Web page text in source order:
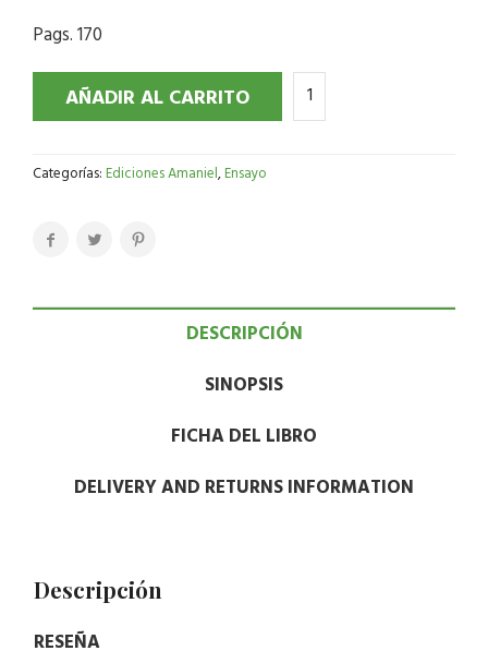
Pags. 170
AÑADIR AL CARRITO
Categorías:Ediciones Amaniel,Ensayo
DESCRIPCIÓN
SINOPSIS
FICHA DEL LIBRO
DELIVERY AND RETURNS INFORMATION
Descripción
RESEÑA